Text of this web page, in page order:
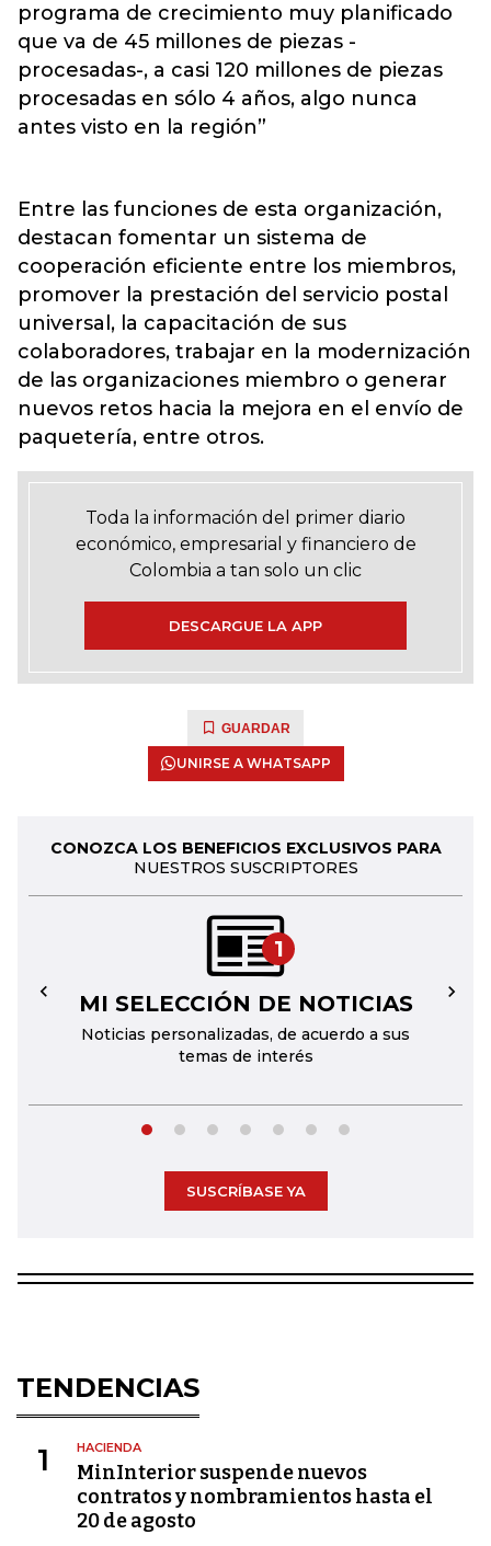
programa de crecimiento muy planificado
que va de 45 millones de piezas -
procesadas-, a casi 120 millones de piezas
procesadas en sólo 4 años, algo nunca
antes visto en la región”
Entre las funciones de esta organización,
destacan fomentar un sistema de
cooperación eficiente entre los miembros,
promover la prestación del servicio postal
universal, la capacitación de sus
colaboradores, trabajar en la modernización
de las organizaciones miembro o generar
nuevos retos hacia la mejora en el envío de
paquetería, entre otros.
Toda la información del primer diario
económico, empresarial y financiero de
Colombia a tan solo un clic
DESCARGUE LA APP
GUARDAR
UNIRSE A WHATSAPP
CONOZCA LOS BENEFICIOS EXCLUSIVOS PARA
NUESTROS SUSCRIPTORES
1
MI SELECCIÓN DE NOTICIAS
Noticias personalizadas, de acuerdo a sus
temas de interés
← →
SUSCRÍBASE YA
TENDENCIAS
1 HACIENDA
MinInterior suspende nuevos
contratos y nombramientos hasta el
20 de agosto